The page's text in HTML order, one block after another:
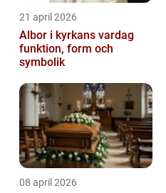
21 april 2026
Albor i kyrkans vardag
funktion, form och
symbolik
08 april 2026